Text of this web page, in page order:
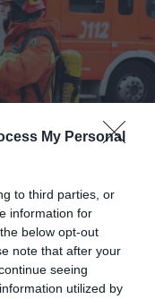
My Personal
to third parties, or
information for
below opt-out
note that after your
seeing
utilized by
imatge d'arxiu.//EPDA
fuente preferida de